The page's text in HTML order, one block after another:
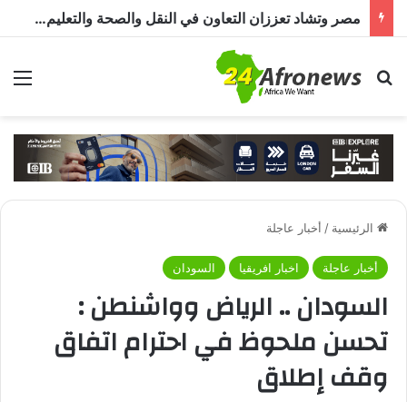
مصر وتشاد تعززان التعاون في النقل والصحة والتعليم والاستثمار خلال الدورة الرابعة للجنة المشتركة
بحث عن
الرئيسية / أخبار عاجلة
أخبار عاجلة اخبار افريقيا السودان
السودان .. الرياض وواشنطن :
تحسن ملحوظ في احترام اتفاق
وقف إطلاق